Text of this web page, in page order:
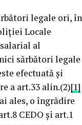
legale ori, în
Locale
al
sărbători legale
efectuată și
a art.33 alin.(2)[1]
ales, o îngrădire
CEDO și art.1